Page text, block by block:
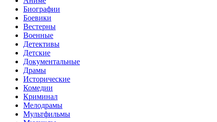
Биографии
Боевики
Вестерны
Военные
Детективы
Детские
Документальные
Драмы
Исторические
Комедии
Криминал
Мелодрамы
Мультфильмы